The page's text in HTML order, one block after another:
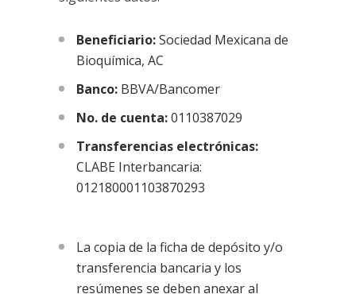
Beneficiario:Sociedad Mexicana de
Bioquímica, AC
Banco: BBVA/Bancomer
No. de cuenta:0110387029
Transferencias electrónicas:
CLABE Interbancaria:
012180001103870293
La copia de la ficha de depósito y/o
transferencia bancaria y los
resúmenes se deben anexar al